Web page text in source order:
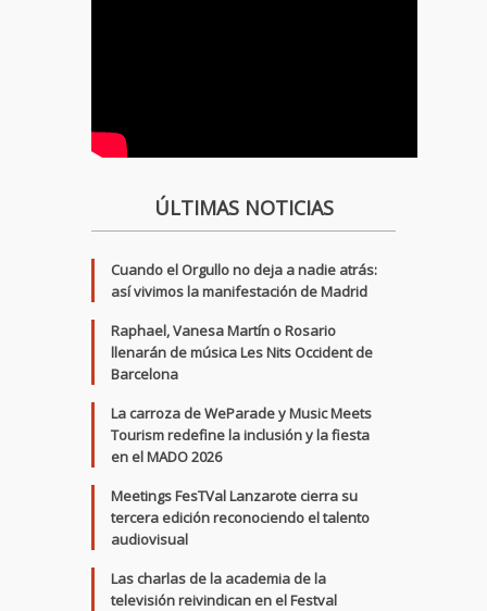
ÚLTIMAS NOTICIAS
Cuando el Orgullo no deja a nadie atrás:
así vivimos la manifestación de Madrid
Raphael, Vanesa Martín o Rosario
llenarán de música Les Nits Occident de
Barcelona
La carroza de WeParade y Music Meets
Tourism redefine la inclusión y la fiesta
en el MADO 2026
Meetings FesTVal Lanzarote cierra su
tercera edición reconociendo el talento
audiovisual
Las charlas de la academia de la
televisión reivindican en el Festval